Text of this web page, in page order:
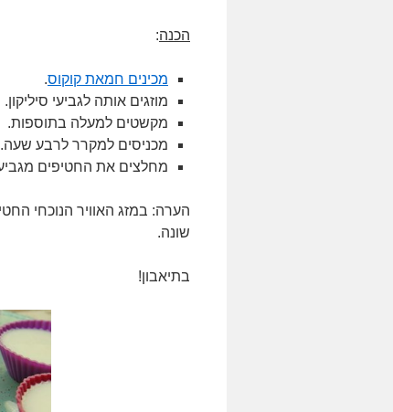
הכנה:
מכינים חמאת קוקוס.
מוזגים אותה לגביעי סיליקון.
מקשטים למעלה בתוספות.
מכניסים למקרר לרבע שעה.
מחלצים את החטיפים
הערה: במזג האוויר הנוכחי
שונה.
בתיאבון!